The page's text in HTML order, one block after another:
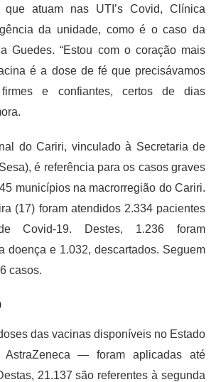
que atuam nas UTI’s Covid, Clínica
da unidade, como é o caso da
Guedes. “Estou com o coração mais
é a dose de fé que precisávamos
firmes e confiantes, certos de dias
do Cariri, vinculado à Secretaria de
é referência para os casos graves
municípios na macrorregião do Cariri.
(17) foram atendidos 2.334 pacientes
Covid-19. Destes, 1.236 foram
doença e 1.032, descartados. Seguem
casos.
das vacinas disponíveis no Estado
— foram aplicadas até
21.137 são referentes à segunda